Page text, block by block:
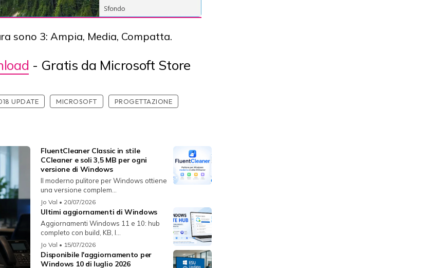
sono 3: Ampia, Media, Compatta.
- Gratis da Microsoft Store
UPDATE MICROSOFT
PROGETTAZIONE
FluentCleaner Classic in stile
CCleaner e soli 3,5 MB per ogni
versione di Windows
Il moderno pulitore per Windows ottiene
una versione complem...
Jo Val • 20/07/2026
Ultimi aggiornamenti di Windows
Aggiornamenti Windows 11 e 10: hub
completo con build, KB, l...
Jo Val • 15/07/2026
Disponibile l'aggiornamento per
Windows 10 di luglio 2026